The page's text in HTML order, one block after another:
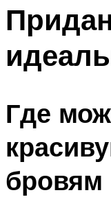
Где
бровям